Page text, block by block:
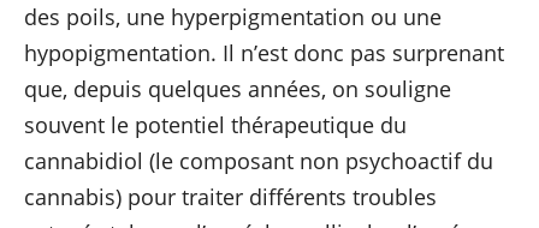
des poils, une hyperpigmentation ou une
hypopigmentation. Il n’est donc pas surprenant
que, depuis quelques années, on souligne
souvent le potentiel thérapeutique du
cannabidiol (le composant non psychoactif du
cannabis) pour traiter différents troubles